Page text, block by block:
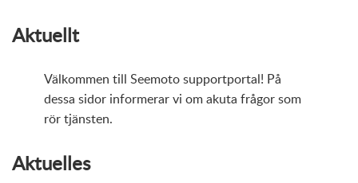
Aktuellt
Välkommen till Seemoto supportportal! På
dessa sidor informerar vi om akuta frågor som
rör tjänsten.
Aktuelles